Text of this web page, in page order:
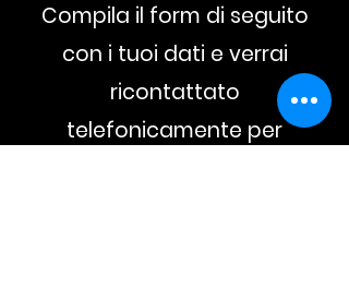
Compila il form di seguito
con i tuoi dati e verrai
ricontattato
telefonicamente per